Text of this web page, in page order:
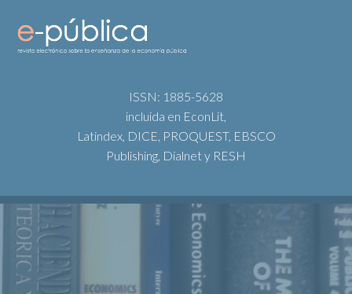
ISSN: 1885-5628
incluida en EconLit,
Latindex, DICE, PROQUEST, EBSCO
Publishing, Dialnet y RESH